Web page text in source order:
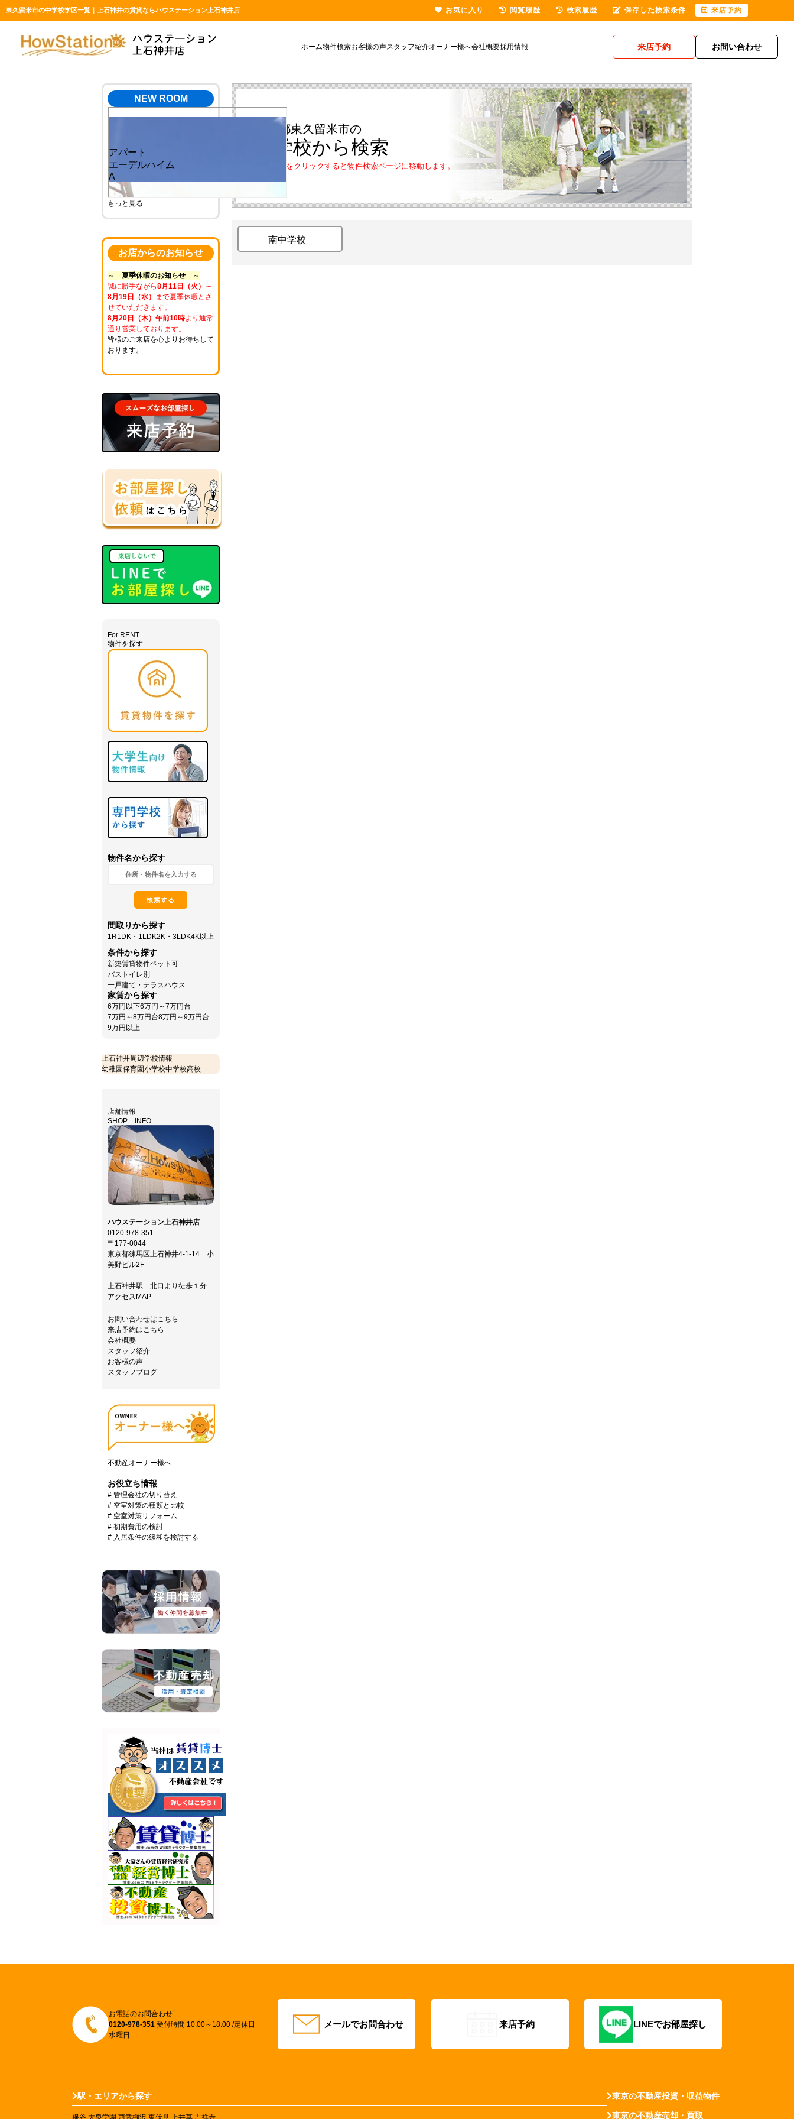
東久留米市の中学校学区一覧｜上石神井の賃貸ならハウステーション上石神井店
ホーム物件検索お客様の声スタッフ紹介オーナー様へ会社概要採用情報 来店予約 お問い合わせ
東京都東久留米市の
中学校から検索
※学校名をクリックすると物件検索ページに移動します。
南中学校
NEW ROOM
もっと見る
お店からのお知らせ
～ 夏季休暇のお知らせ ～
誠に勝手ながら8月11日（火）～
8月19日（水）
まで夏季休暇とさ
せていただきます。
8月20日（木）午前10時より通常
通り営業しております。
皆様のご来店を心よりお待ちして
おります。
ホームページにようこそ
新着物件続々
募集開始になりました。
お部屋探しはお早めに
転勤の方・新婚さん・
更新の方に情報満載
お引越しをお考えの方は、
是非、
お気軽にご来店ください！
営業時は、午前１０時
ております。
定休日 ：毎週 火曜日水曜日
（1月から2月は第1・第3火曜日
は営業しています）
=：=：=：=：=：=：
=：
お部屋探し、迷いますよね～
私どもは、そんな皆さんの
味方です！
少々難しい条件、激安物件、
家賃交渉など、きっとお役に
たてると思います！
お部屋探しされている方！
今がチャンス！ドンドン起こし
下さい。
西武新宿線 上石神井駅
北口1分！
看板が目印です。
上石神井駅周辺は、
一歩離れれば閑静な住宅街・
四季折々楽しめる公園・・・
急行停車駅・始発終点の駅！
単身者はもちろんファミリーの
方まで幅広い世代の方に
人気があります。
そんな街”上石神井”に
住んでみませんか？
地域密着ですから、
上石神井を中心とした
西武新宿線沿線の物件を
上石神井にお越しの際は
ぜひお立ち寄り下さい。
For RENT
物件を探す
物件名から探す
検索する
間取りから探す
1R1DK・1LDK2K・3LDK4K以上
条件から探す
新築賃貸物件ペット可
バストイレ別
一戸建て・テラスハウス
家賃から探す
6万円以下6万円～7万円台
7万円～8万円台8万円～9万円台
9万円以上
上石神井周辺学校情報
幼稚園保育園小学校中学校高校
店舗情報
SHOP INFO
ハウステーション上石神井店
0120-978-351
〒177-0044
東京都練馬区上石神井4-1-14 小
美野ビル2F
上石神井駅 北口より徒歩１分
アクセスMAP
お問い合わせはこちら
来店予約はこちら
会社概要
スタッフ紹介
お客様の声
スタッフブログ
不動産オーナー様へ
お役立ち情報
# 管理会社の切り替え
# 空室対策の種類と比較
# 空室対策リフォーム
# 初期費用の検討
# 入居条件の緩和を検討する
お電話のお問合わせ
0120-978-351 受付時間 10:00～18:00 /定休日
水曜日
メールでお問合わせ 来店予約 LINEでお部屋探し
駅・エリアから探す 東京の不動産投資・収益物件
東京の不動産売却・買取
お気に入り 閲覧履歴 検索履歴 保存した検索条件 来店予約